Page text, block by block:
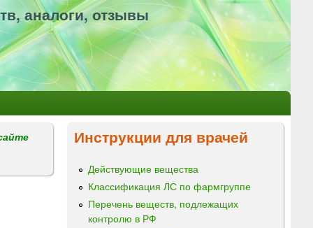
аналоги, отзывы
Инструкции для врачей
Действующие вещества
Классификация ЛС по фармгруппе
Перечень веществ, подлежащих
контролю в РФ